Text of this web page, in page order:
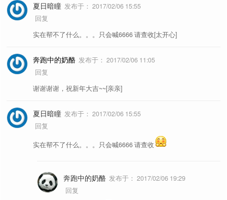
夏日暗瞳 发布于： 2017/02/06 15:55
回复
实在帮不了什么。。。只会喊6666 请查收[太开心]
奔跑中的奶酪 发布于： 2017/02/06 11:05
回复
谢谢谢谢，祝新年大吉~~[亲亲]
夏日暗瞳 发布于： 2017/02/06 15:55
回复
实在帮不了什么。。。只会喊6666 请查收
奔跑中的奶酪 发布于： 2017/02/06 19:29
回复